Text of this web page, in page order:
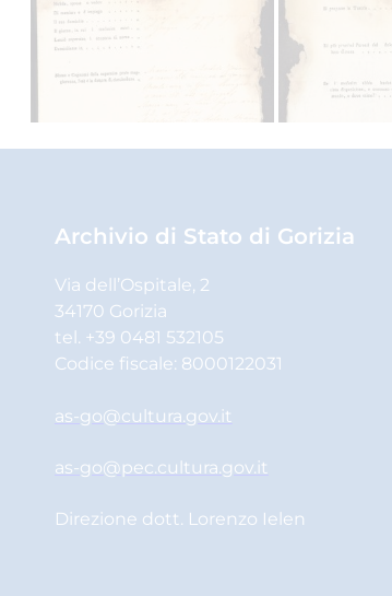
Archivio di Stato di Gorizia
Via dell’Ospitale, 2
34170 Gorizia
tel. +39 0481 532105
Codice fiscale: 8000122031
as-go@cultura.gov.it
as-go@pec.cultura.gov.it
Direzione dott. Lorenzo Ielen